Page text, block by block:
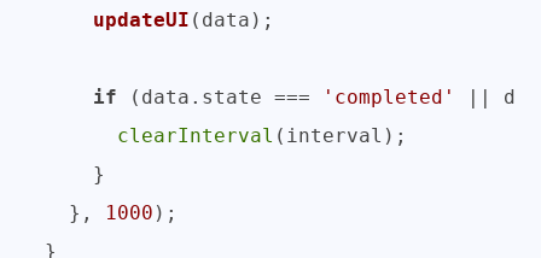
updateUI (data);
if (data. state === 'completed'
||
clearInterval (interval);
    }
  },
1000 );